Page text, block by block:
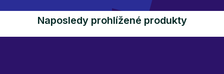
Naposledy prohlížené produkty